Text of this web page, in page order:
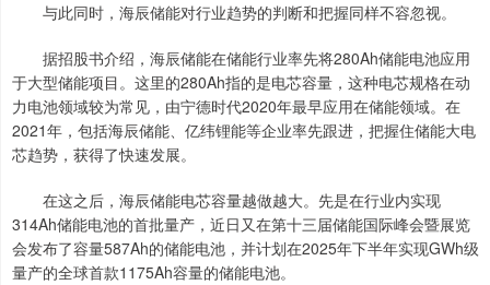
与此同时，海辰储能对行业趋势的判断和把握同样不容忽视。
据招股书介绍，海辰储能在储能行业率先将280Ah储能电池应用
于大型储能项目。这里的280Ah指的是电芯容量，这种电芯规格在动
力电池领域较为常见，由宁德时代2020年最早应用在储能领域。在
2021年，包括海辰储能、亿纬锂能等企业率先跟进，把握住储能大电
芯趋势，获得了快速发展。
在这之后，海辰储能电芯容量越做越大。先是在行业内实现
314Ah储能电池的首批量产，近日又在第十三届储能国际峰会暨展览
会发布了容量587Ah的储能电池，并计划在2025年下半年实现GWh级
量产的全球首款1175Ah容量的储能电池。